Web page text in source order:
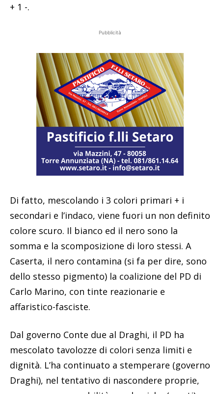
+ 1 -.
Pubblicità
Di fatto, mescolando i 3 colori primari + i
secondari e l’indaco, viene fuori un non definito
colore scuro. Il bianco ed il nero sono la
somma e la scomposizione di loro stessi. A
Caserta, il nero contamina (si fa per dire, sono
dello stesso pigmento) la coalizione del PD di
Carlo Marino, con tinte reazionarie e
affaristico-fasciste.
Dal governo Conte due al Draghi, il PD ha
mescolato tavolozze di colori senza limiti e
dignità. L’ha continuato a stemperare (governo
Draghi), nel tentativo di nascondere proprie,